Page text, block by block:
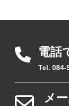
電話
Tel. 084-
メ